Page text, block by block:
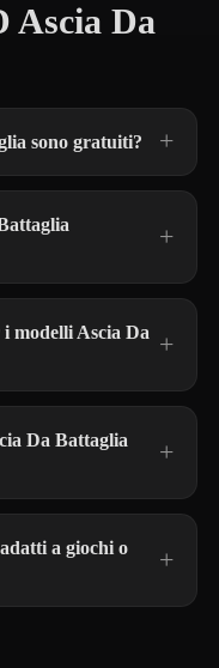
Ascia Da
sono gratuiti?
modelli Ascia Da
Da Battaglia
a giochi o